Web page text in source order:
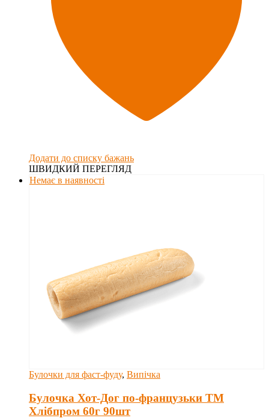
Додати до списку бажань
ШВИДКИЙ ПЕРЕГЛЯД
Немає в наявності
Булочки для фаст-фуду, Випічка
Булочка Хот-Дог по-французьки ТМ
Хлібпром 60г 90шт